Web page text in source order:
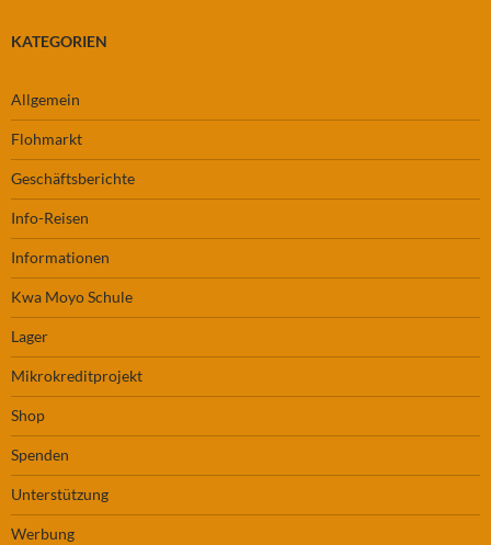
KATEGORIEN
Allgemein
Flohmarkt
Geschäftsberichte
Info-Reisen
Informationen
Kwa Moyo Schule
Lager
Mikrokreditprojekt
Shop
Spenden
Unterstützung
Werbung